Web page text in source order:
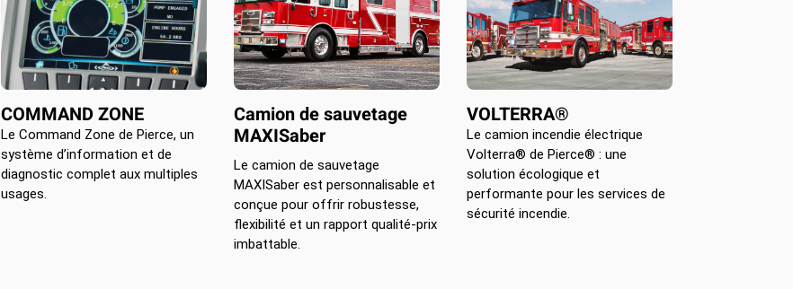
COMMAND ZONE
Le Command Zone de Pierce, un
système d’information et de
diagnostic complet aux multiples
usages.
Camion de sauvetage
MAXISaber
Le camion de sauvetage
MAXISaber est personnalisable et
conçue pour offrir robustesse,
flexibilité et un rapport qualité-prix
imbattable.
VOLTERRA®
Le camion incendie électrique
Volterra® de Pierce® : une
solution écologique et
performante pour les services de
sécurité incendie.